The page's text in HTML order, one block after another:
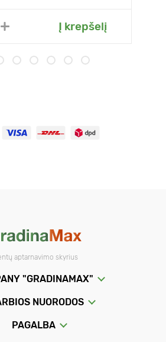
Į krepšelį
aptarnavimo skyrius
"GRADINAMAX"
NUORODOS
PAGALBA